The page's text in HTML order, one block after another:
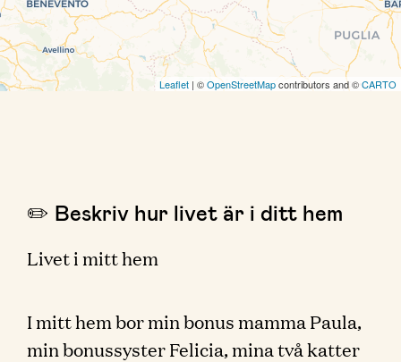
Leaflet | ©OpenStreetMapcontributors and ©CARTO
✏️ Beskriv hur livet är i ditt hem
Livet i mitt hem
I mitt hem bor min bonus mamma Paula,
min bonussyster Felicia, mina två katter